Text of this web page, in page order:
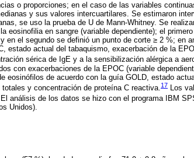
o proporciones; en el caso de las variables
y sus valores intercuartilares. Se estimaron
se uso la prueba de U de Mann-Whitney. Se
eosinofilia en sangre (variable dependiente); el
en el segundo se definió un punto de corte ≥ 2 %; en
estado actual del tabaquismo, exacerbación de la
sérica de IgE y a la sensibilización alérgica a
con exacerbaciones de la EPOC (variable
eosinófilos de acuerdo con la guía GOLD, estado
y concentración de proteína C reactiva.17 Los
análisis de los datos se hizo con el programa IBM
Unidos).